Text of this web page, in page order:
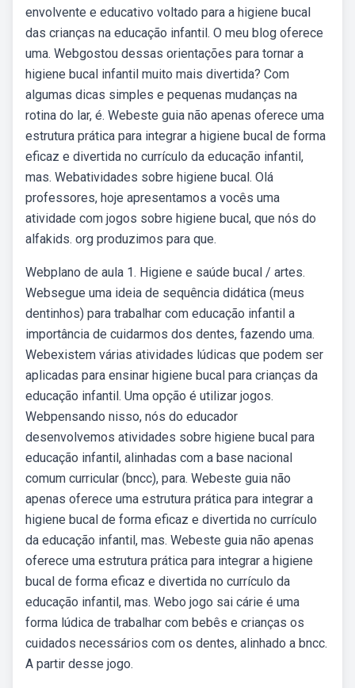
envolvente e educativo voltado para a higiene bucal
das crianças na educação infantil. O meu blog oferece
uma. Webgostou dessas orientações para tornar a
higiene bucal infantil muito mais divertida? Com
algumas dicas simples e pequenas mudanças na
rotina do lar, é. Webeste guia não apenas oferece uma
estrutura prática para integrar a higiene bucal de forma
eficaz e divertida no currículo da educação infantil,
mas. Webatividades sobre higiene bucal. Olá
professores, hoje apresentamos a vocês uma
atividade com jogos sobre higiene bucal, que nós do
alfakids. org produzimos para que.
Webplano de aula 1. Higiene e saúde bucal / artes.
Websegue uma ideia de sequência didática (meus
dentinhos) para trabalhar com educação infantil a
importância de cuidarmos dos dentes, fazendo uma.
Webexistem várias atividades lúdicas que podem ser
aplicadas para ensinar higiene bucal para crianças da
educação infantil. Uma opção é utilizar jogos.
Webpensando nisso, nós do educador
desenvolvemos atividades sobre higiene bucal para
educação infantil, alinhadas com a base nacional
comum curricular (bncc), para. Webeste guia não
apenas oferece uma estrutura prática para integrar a
higiene bucal de forma eficaz e divertida no currículo
da educação infantil, mas. Webeste guia não apenas
oferece uma estrutura prática para integrar a higiene
bucal de forma eficaz e divertida no currículo da
educação infantil, mas. Webo jogo sai cárie é uma
forma lúdica de trabalhar com bebês e crianças os
cuidados necessários com os dentes, alinhado a bncc.
A partir desse jogo.